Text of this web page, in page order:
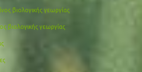
βιολογικής γεωργίας
βιολογικής γεωργίας